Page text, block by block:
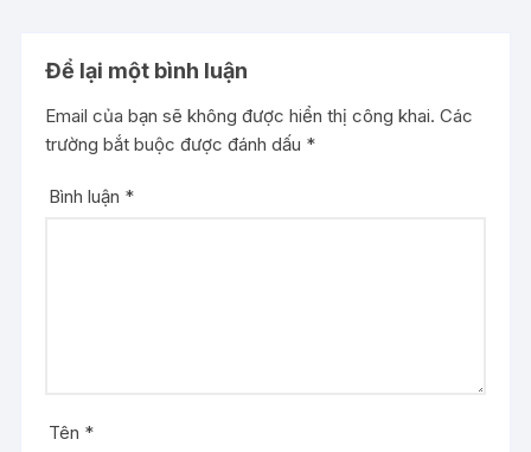
Để lại một bình luận
Email của bạn sẽ không được hiển thị công khai. Các
trường bắt buộc được đánh dấu *
Bình luận *
Tên *